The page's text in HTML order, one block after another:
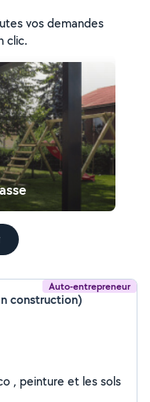
vos demandes
clic.
Auto-entrepreneur
construction)
, peinture et les sols